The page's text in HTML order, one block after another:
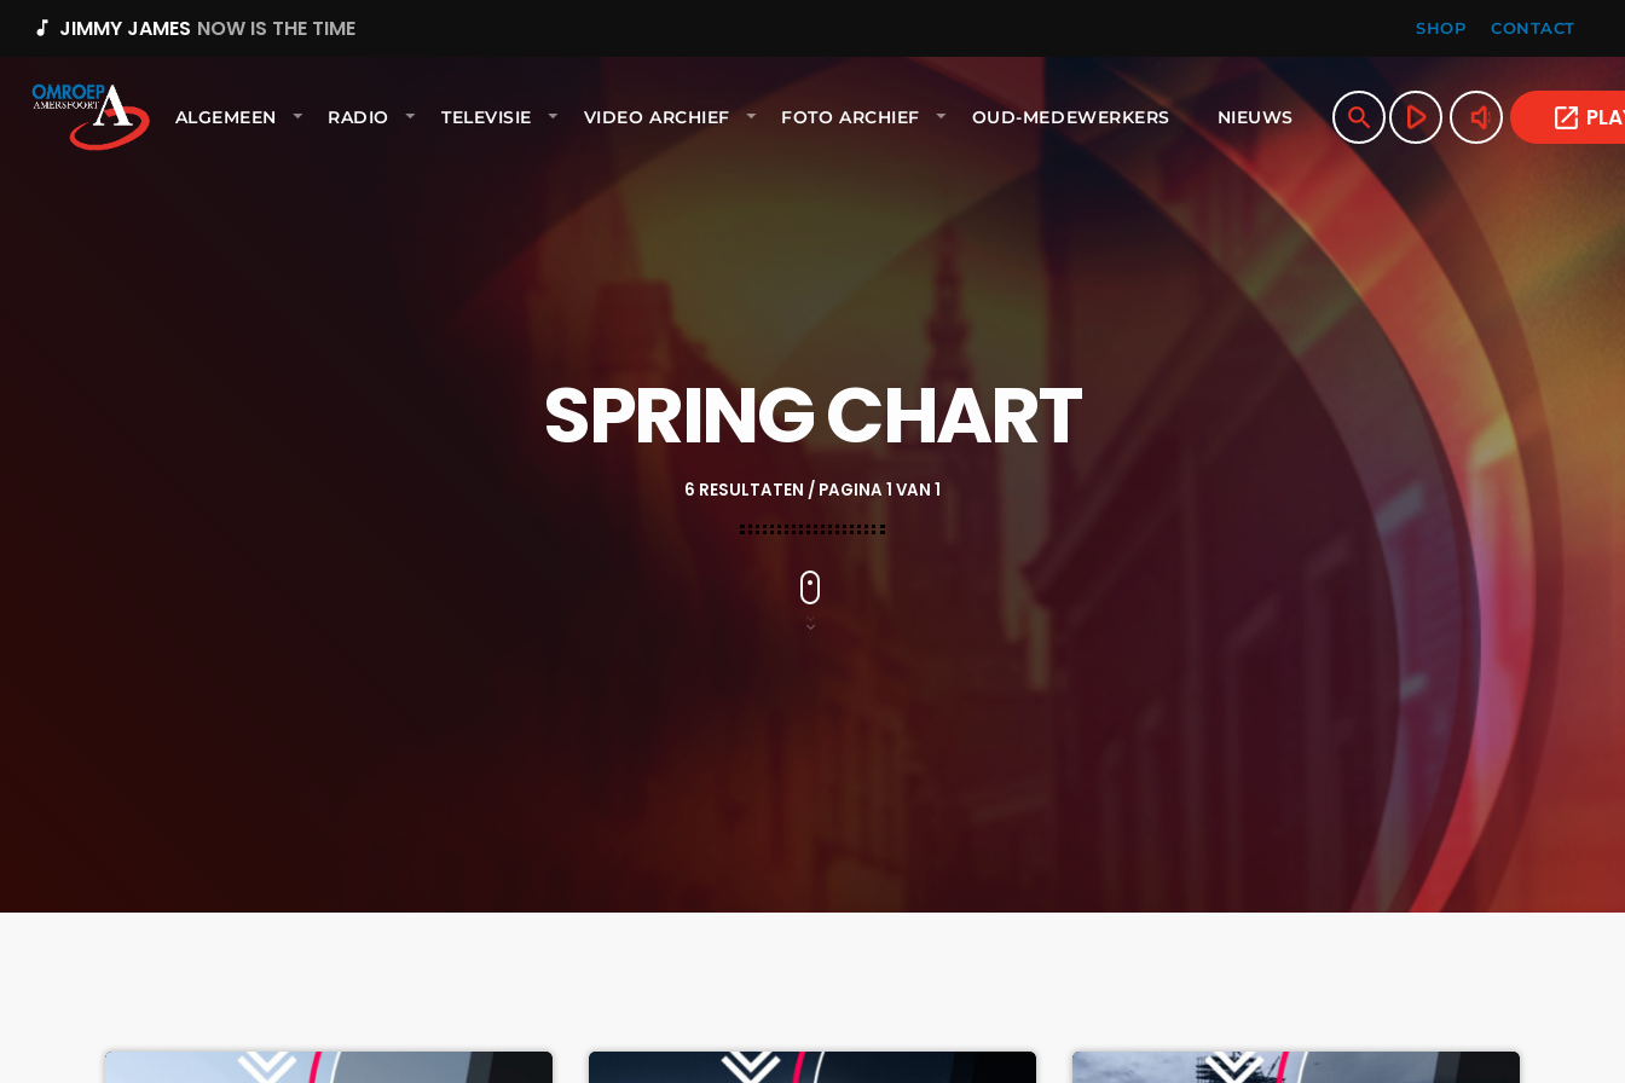
music_note JIMMY JAMES NOW IS THE TIME SHOP CONTACT
ALGEMEEN RADIO TELEVISIE VIDEO ARCHIEF FOTO ARCHIEF OUD-MEDEWERKERS NIEUWS search play_arrow volume_up open_in_new
SPRING CHART
6 RESULTATEN / PAGINA 1 VAN 1